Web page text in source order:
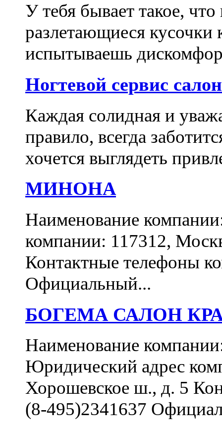
У тебя бывает такое,
разлетающиеся
испытываешь
Ногтевой сервис
Каждая солидная и
правило, всегда
хочется выглядеть
МИНОНА
Наименование
компании: 117312,
Контактные телефоны
Официальный...
БОГЕМА САЛОН
Наименование
Юридический адрес
Хорошевское ш., д. 5
(8-495)2341637